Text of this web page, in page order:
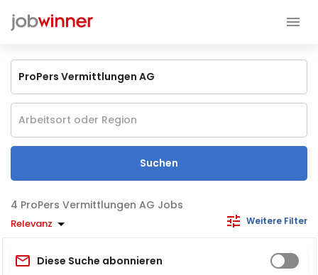
Suchen
ProPers Vermittlungen AG Jobs
Relevanz Weitere Filter
Diese Suche abonnieren